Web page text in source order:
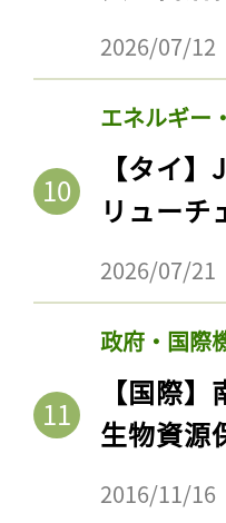
2026/07/12
エネルギー
【タイ
リューチ
2026/07/21
政府・国際
【国際
生物資源
2016/11/16